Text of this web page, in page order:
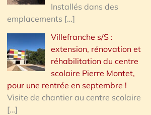
Installés dans des
emplacements […]
Villefranche s/S :
extension, rénovation et
réhabilitation du centre
scolaire Pierre Montet,
pour une rentrée en septembre !
Visite de chantier au centre scolaire
[…]